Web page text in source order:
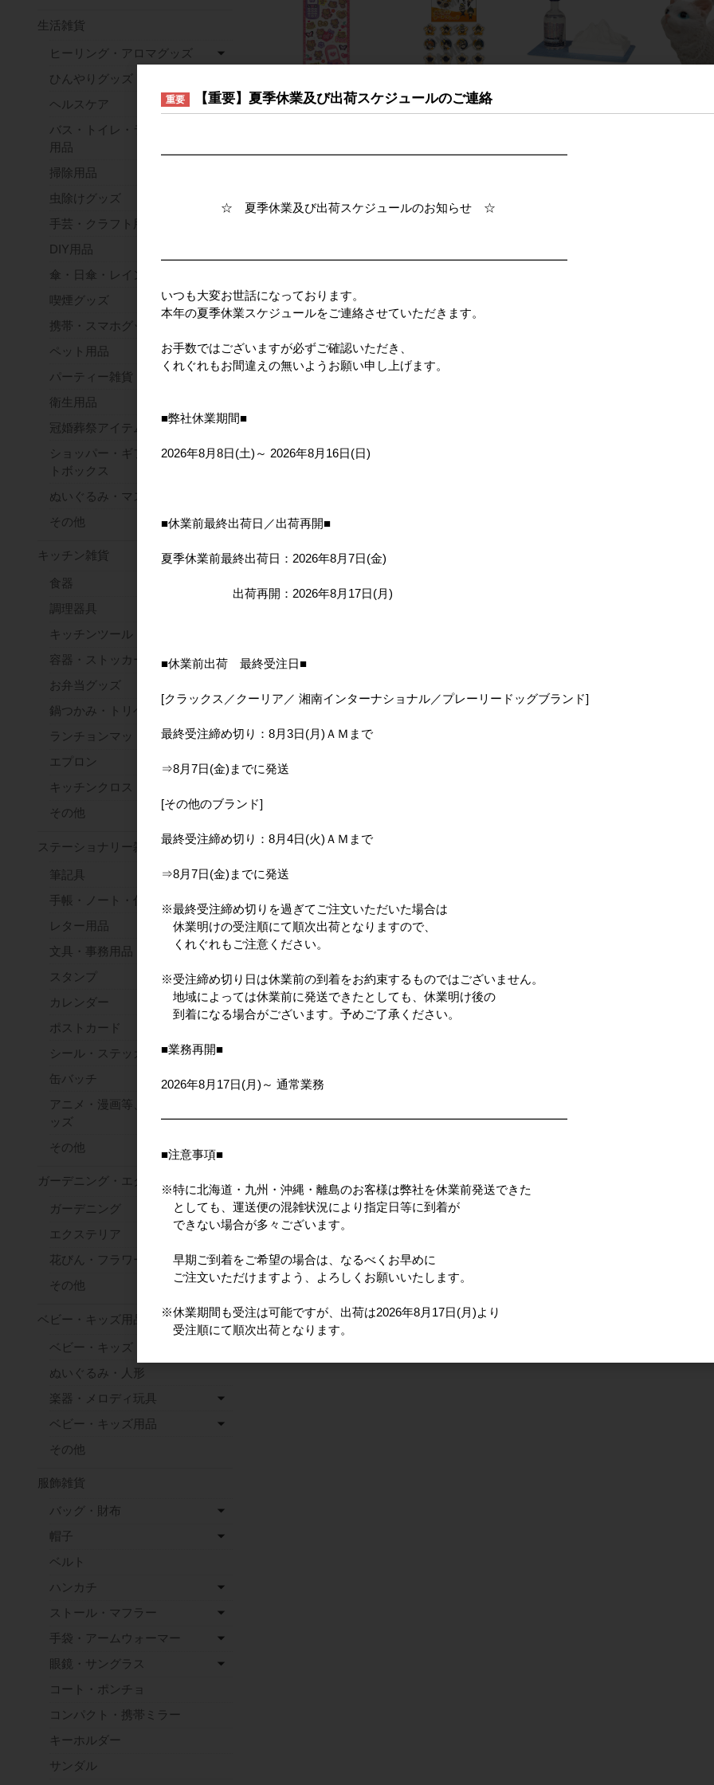
■CRUX(クラック
ス)■■2026SS 新作■
400円
■CRUX(クラック
ス)■■2026AW 新作■
SALE】■ダルトン■
YOGAアニ
生活雑貨
ヒーリング・アロマグッズ
ひんやりグッズ
ヘルスケア
バス・トイレ・ランドリー
用品
掃除用品
虫除けグッズ
手芸・クラフト用品
DIY用品
傘・日傘・レイングッズ
喫煙グッズ
携帯・スマホグッズ
ペット用品
パーティー雑貨
衛生用品
冠婚葬祭アイテム
ショッパー・ギフトバッグ・ギフ
トボックス
ぬいぐるみ・マスコット
その他
キッチン雑貨
食器
調理器具
キッチンツール
容器・ストッカー
お弁当グッズ
鍋つかみ・トリベット
ランチョンマット・コースター
エプロン
キッチンクロス・ふきん
その他
ステーショナリー雑貨
筆記具
手帳・ノート・付箋
レター用品
文具・事務用品
スタンプ
カレンダー
ポストカード
シール・ステッカー
缶バッチ
アニメ・漫画等、キャラクターグ
ッズ
その他
ガーデニング・エクステリア
ガーデニング
エクステリア
花びん・フラワースタンド
その他
ベビー・キッズ用品
ベビー・キッズ・知育玩具
ぬいぐるみ・人形
楽器・メロディ玩具
ベビー・キッズ用品
その他
服飾雑貨
バッグ・財布
帽子
ベルト
ハンカチ
ストール・マフラー
手袋・アームウォーマー
眼鏡・サングラス
コート・ポンチョ
コンパクト・携帯ミラー
キーホルダー
サンダル
重要 【重要】夏季休業及び出荷スケジュールのご連絡
━━━━━━━━━━━━━━━━━━━━━━━━━━━━━━━━━━
☆ 夏季休業及び出荷スケジュールのお知らせ ☆
━━━━━━━━━━━━━━━━━━━━━━━━━━━━━━━━━━
いつも大変お世話になっております。
本年の夏季休業スケジュールをご連絡させていただきます。
お手数ではございますが必ずご確認いただき、
くれぐれもお間違えの無いようお願い申し上げます。
■弊社休業期間■
2026年8月8日(土)～ 2026年8月16日(日)
■休業前最終出荷日／出荷再開■
夏季休業前最終出荷日：2026年8月7日(金)
出荷再開：2026年8月17日(月)
■休業前出荷 最終受注日■
[クラックス／クーリア／ 湘南インターナショナル／プレーリードッグブランド]
最終受注締め切り：8月3日(月)ＡＭまで
⇒8月7日(金)までに発送
[その他のブランド]
最終受注締め切り：8月4日(火)ＡＭまで
⇒8月7日(金)までに発送
※最終受注締め切りを過ぎてご注文いただいた場合は
休業明けの受注順にて順次出荷となりますので、
くれぐれもご注意ください。
※受注締め切り日は休業前の到着をお約束するものではございません。
地域によっては休業前に発送できたとしても、休業明け後の
到着になる場合がございます。予めご了承ください。
■業務再開■
2026年8月17日(月)～ 通常業務
━━━━━━━━━━━━━━━━━━━━━━━━━━━━━━━━━━
■注意事項■
※特に北海道・九州・沖縄・離島のお客様は弊社を休業前発送できた
としても、運送便の混雑状況により指定日等に到着が
できない場合が多々ございます。
早期ご到着をご希望の場合は、なるべくお早めに
ご注文いただけますよう、よろしくお願いいたします。
※休業期間も受注は可能ですが、出荷は2026年8月17日(月)より
受注順にて順次出荷となります。